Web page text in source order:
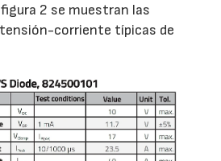
figura 2 se muestran las
corriente típicas de